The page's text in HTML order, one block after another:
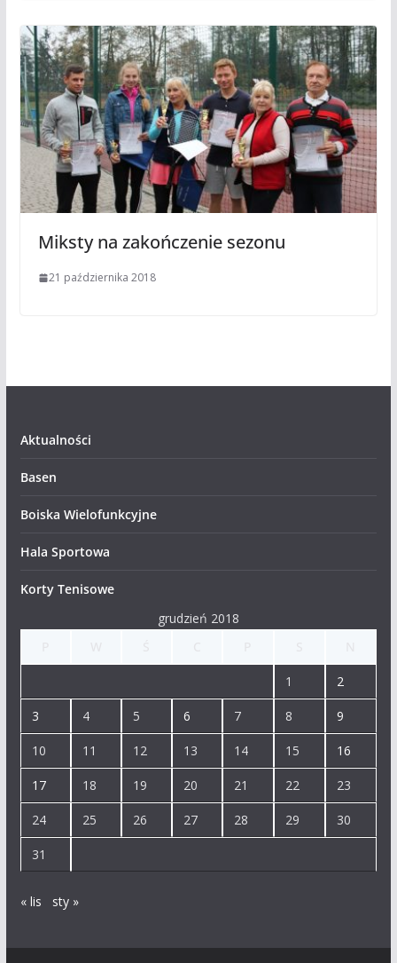
Miksty na zakończenie sezonu
21 października 2018
Aktualności
Basen
Boiska Wielofunkcyjne
Hala Sportowa
Korty Tenisowe
grudzień 2018
1 2
3 4 5 6 7 8 9
10 11 12 13 14 15 16
17 18 19 20 21 22 23
24 25 26 27 28 29 30
31
« lis sty »